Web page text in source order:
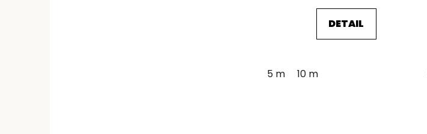
DETAIL
5 m 10 m